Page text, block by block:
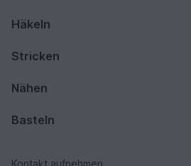
Häkeln
Stricken
Nähen
Basteln